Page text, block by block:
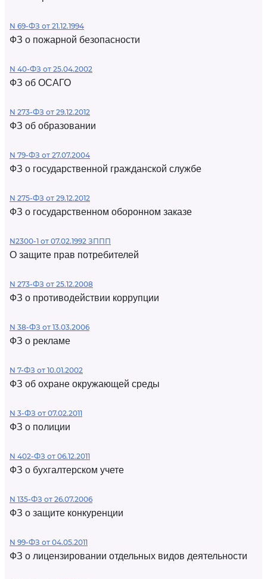
N 69-ФЗ от 21.12.1994
ФЗ о пожарной безопасности
N 40-ФЗ от 25.04.2002
ФЗ об ОСАГО
N 273-ФЗ от 29.12.2012
ФЗ об образовании
N 79-ФЗ от 27.07.2004
ФЗ о государственной гражданской службе
N 275-ФЗ от 29.12.2012
ФЗ о государственном оборонном заказе
N2300-1 от 07.02.1992 ЗППП
О защите прав потребителей
N 273-ФЗ от 25.12.2008
ФЗ о противодействии коррупции
N 38-ФЗ от 13.03.2006
ФЗ о рекламе
N 7-ФЗ от 10.01.2002
ФЗ об охране окружающей среды
N 3-ФЗ от 07.02.2011
ФЗ о полиции
N 402-ФЗ от 06.12.2011
ФЗ о бухгалтерском учете
N 135-ФЗ от 26.07.2006
ФЗ о защите конкуренции
N 99-ФЗ от 04.05.2011
ФЗ о лицензировании отдельных видов деятельности